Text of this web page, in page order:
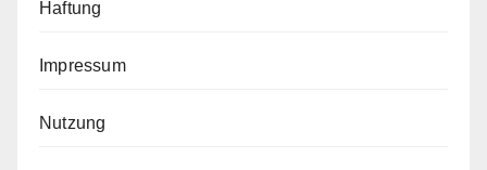
Haftung
Impressum
Nutzung